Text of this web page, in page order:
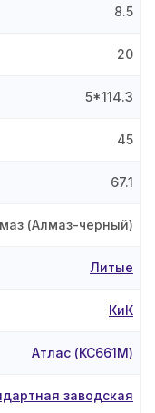
8.5
20
5*114.3
45
67.1
(Алмаз-черный)
Литые
КиК
Атлас (КС661М)
заводская